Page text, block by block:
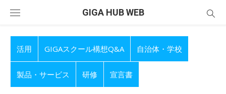
GIGA HUB WEB
活用 GIGAスクール構想Q&A 自治体・学校
製品・サービス 研修 宣言書